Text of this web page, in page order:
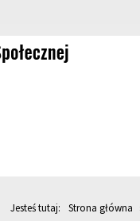
Jesteś tutaj: Strona główna